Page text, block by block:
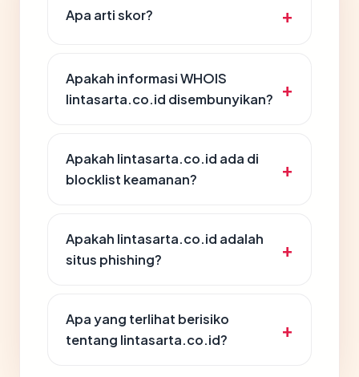
Apa arti skor?
Apakah informasi WHOIS
lintasarta.co.id disembunyikan?
Apakah lintasarta.co.id ada di
blocklist keamanan?
Apakah lintasarta.co.id adalah
situs phishing?
Apa yang terlihat berisiko
tentang lintasarta.co.id?